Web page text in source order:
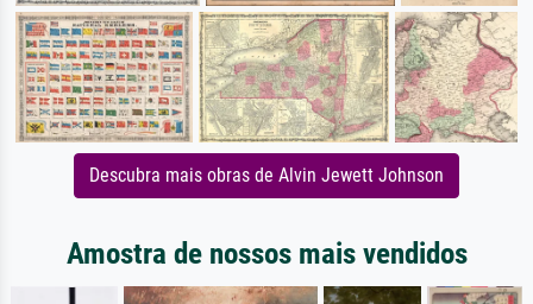
Descubra mais obras de Alvin Jewett Johnson
Amostra de nossos mais vendidos